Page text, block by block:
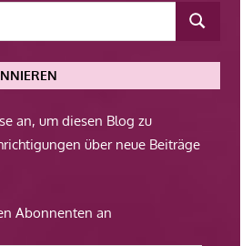
an, um diesen Blog zu
über neue Beiträge
Abonnenten an